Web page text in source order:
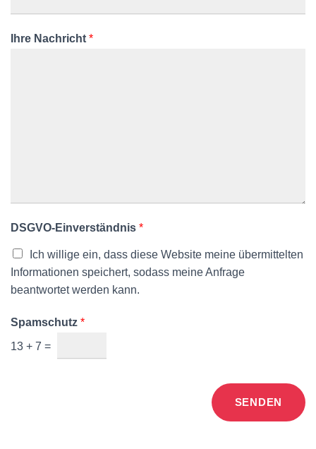
Ihre Nachricht *
DSGVO-Einverständnis *
Ich willige ein, dass diese Website meine übermittelten
Informationen speichert, sodass meine Anfrage
beantwortet werden kann.
Spamschutz *
13 + 7 =
SENDEN